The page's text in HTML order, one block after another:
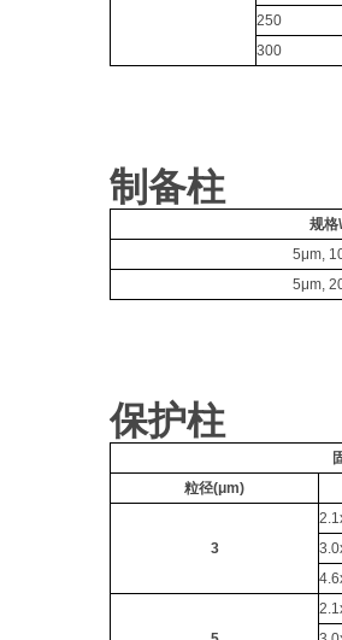
250
300
制备柱
规格
5μm,
5μm,
保护柱
粒径(μm)
3